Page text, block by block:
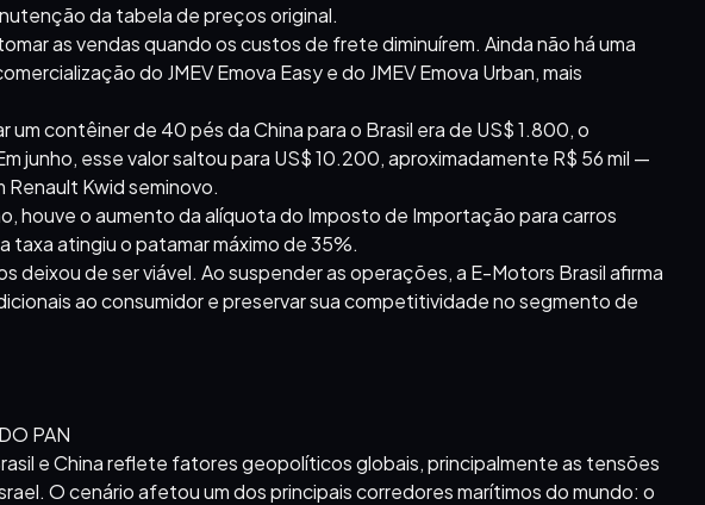
da tabela de preços original.
as vendas quando os custos de frete diminuírem. Ainda não há uma
do JMEV Emova Easy e do JMEV Emova Urban, mais
um contêiner de 40 pés da China para o Brasil era de US$ 1.800, o
junho, esse valor saltou para US$ 10.200, aproximadamente R$ 56 mil —
Kwid seminovo.
houve o aumento da alíquota do Imposto de Importação para carros
taxa atingiu o patamar máximo de 35%.
deixou de ser viável. Ao suspender as operações, a E-Motors Brasil afirma
ao consumidor e preservar sua competitividade no segmento de
PAN
e China reflete fatores geopolíticos globais, principalmente as tensões
O cenário afetou um dos principais corredores marítimos do mundo: o